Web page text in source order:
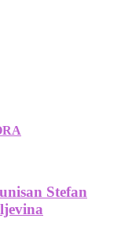
Stefan